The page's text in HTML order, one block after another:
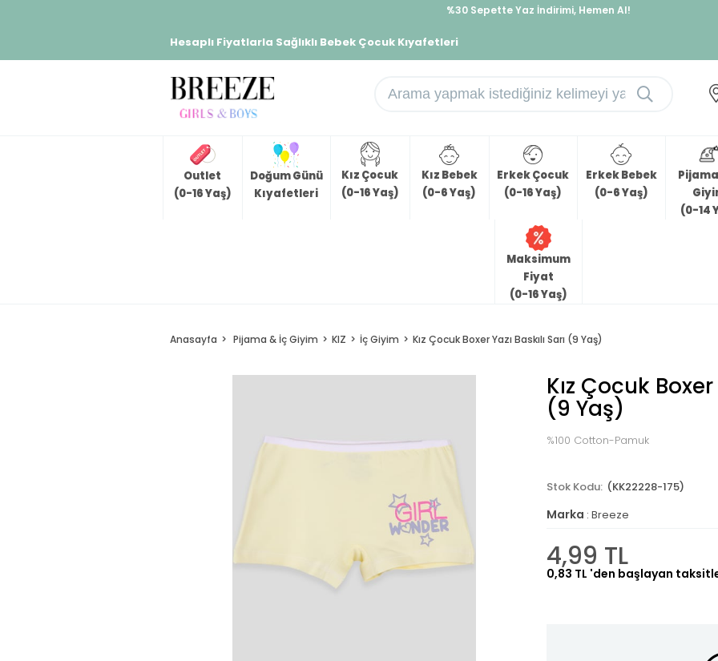
%30 Sepette Yaz İndirimi, Hemen Al!
Hesaplı Fiyatlarla Sağlıklı Bebek Çocuk Kıyafetleri
Outlet
(0-16 Yaş)
Doğum Günü
Kıyafetleri
Kız Çocuk
(0-16 Yaş)
Kız Bebek
(0-6 Yaş)
Erkek Çocuk
(0-16 Yaş)
Erkek Bebek
(0-6 Yaş)
(0-14
Maksimum
Fiyat
(0-16 Yaş)
Anasayfa Pijama & İç Giyim KIZ İç Giyim Kız Çocuk Boxer Yazı Baskılı Sarı (9 Yaş)
Kız Çocuk Boxer
(9 Yaş)
%100 Cotton-Pamuk
(KK22228-175)
Marka : Breeze
4,99 TL
0,83 TL 'den başlayan